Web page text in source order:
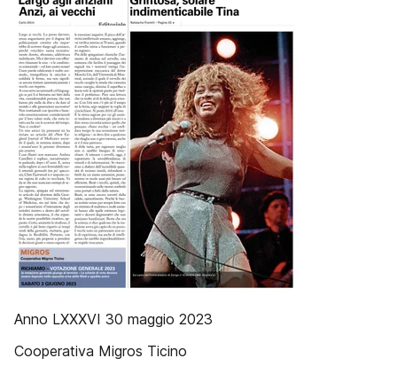
Anno LXXXVI 30 maggio 2023
Cooperativa Migros Ticino